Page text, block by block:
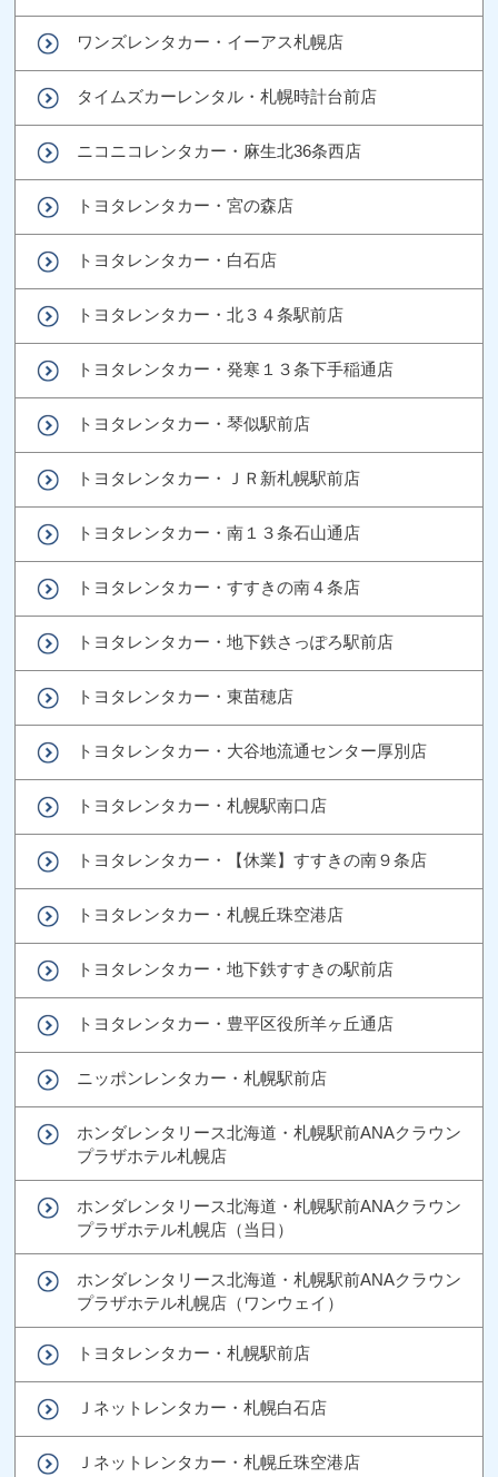
ワンズレンタカー・イーアス札幌店
タイムズカーレンタル・札幌時計台前店
ニコニコレンタカー・麻生北36条西店
トヨタレンタカー・宮の森店
トヨタレンタカー・白石店
トヨタレンタカー・北３４条駅前店
トヨタレンタカー・発寒１３条下手稲通店
トヨタレンタカー・琴似駅前店
トヨタレンタカー・ＪＲ新札幌駅前店
トヨタレンタカー・南１３条石山通店
トヨタレンタカー・すすきの南４条店
トヨタレンタカー・地下鉄さっぽろ駅前店
トヨタレンタカー・東苗穂店
トヨタレンタカー・大谷地流通センター厚別店
トヨタレンタカー・札幌駅南口店
トヨタレンタカー・【休業】すすきの南９条店
トヨタレンタカー・札幌丘珠空港店
トヨタレンタカー・地下鉄すすきの駅前店
トヨタレンタカー・豊平区役所羊ヶ丘通店
ニッポンレンタカー・札幌駅前店
ホンダレンタリース北海道・札幌駅前ANAクラウン
プラザホテル札幌店
ホンダレンタリース北海道・札幌駅前ANAクラウン
プラザホテル札幌店（当日）
ホンダレンタリース北海道・札幌駅前ANAクラウン
プラザホテル札幌店（ワンウェイ）
トヨタレンタカー・札幌駅前店
Ｊネットレンタカー・札幌白石店
Ｊネットレンタカー・札幌丘珠空港店